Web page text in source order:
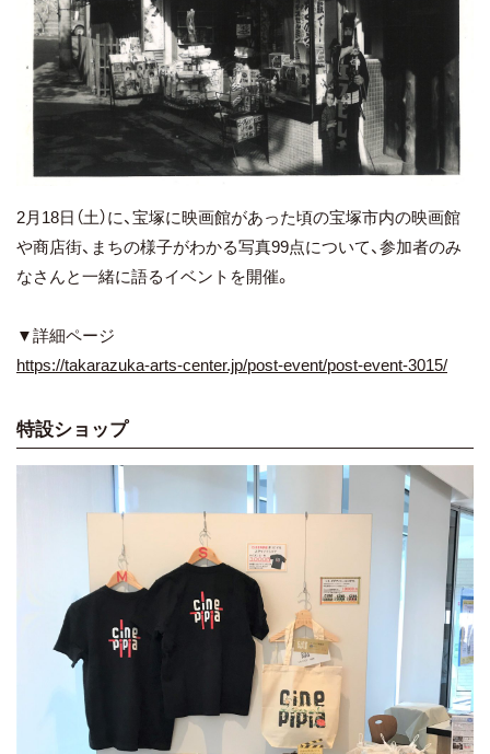
2月18日（土）に、宝塚に映画館があった頃の宝塚市内の映画館
や商店街、まちの様子がわかる写真99点について、参加者のみ
なさんと一緒に語るイベントを開催。
▼詳細ページ
https://takarazuka-arts-center.jp/post-event/post-event-3015/
特設ショップ